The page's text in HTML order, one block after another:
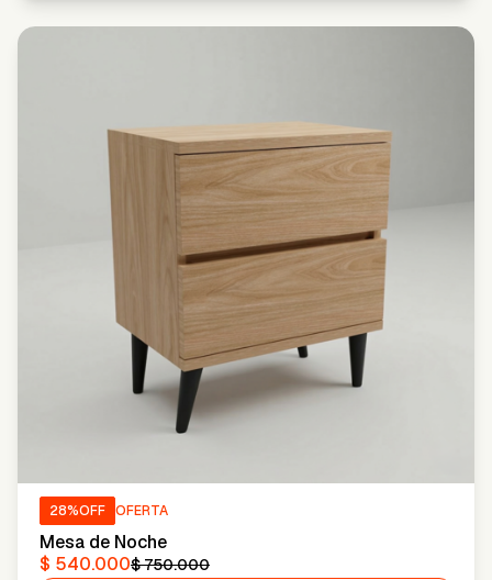
28%OFF OFERTA
Mesa de Noche
$ 540.000$ 750.000